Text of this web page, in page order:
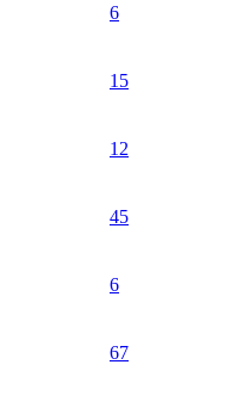
6
15
12
45
6
67